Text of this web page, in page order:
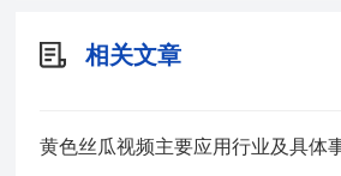
相关文章
黄色丝瓜视频主要应用行业及具体